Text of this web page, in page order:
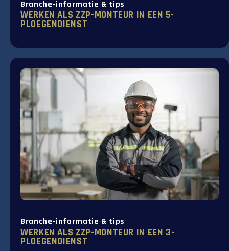
WERKEN ALS ZZP-MONTEUR IN EEN 5-
PLOEGENDIENST
Branche-informatie & tips
WERKEN ALS ZZP-MONTEUR IN EEN 3-
PLOEGENDIENST
Branche-informatie & tips